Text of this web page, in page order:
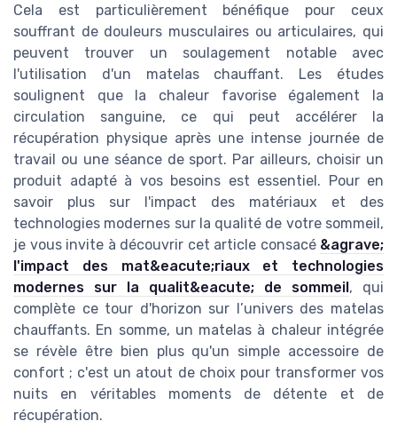
Cela est particulièrement bénéfique pour ceux
souffrant de douleurs musculaires ou articulaires, qui
peuvent trouver un soulagement notable avec
l'utilisation d'un matelas chauffant. Les études
soulignent que la chaleur favorise également la
circulation sanguine, ce qui peut accélérer la
récupération physique après une intense journée de
travail ou une séance de sport. Par ailleurs, choisir un
produit adapté à vos besoins est essentiel. Pour en
savoir plus sur l'impact des matériaux et des
technologies modernes sur la qualité de votre sommeil,
je vous invite à découvrir cet article consacé &agrave;
l'impact des mat&eacute;riaux et technologies
modernes sur la qualit&eacute; de sommeil, qui
complète ce tour d'horizon sur l’univers des matelas
chauffants. En somme, un matelas à chaleur intégrée
se révèle être bien plus qu'un simple accessoire de
confort ; c'est un atout de choix pour transformer vos
nuits en véritables moments de détente et de
récupération.